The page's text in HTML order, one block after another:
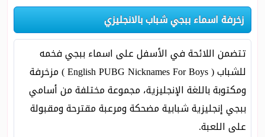
زخرفة اسماء ببجي شباب بالانجليزي
تتضمن اللائحة في الأسفل على اسماء ببجي فخمه
للشباب ( English PUBG Nicknames For Boys ) مزخرفة
ومكتوبة باللغة الإنجليزية، مجموعة مختلفة من أسامي
ببجي إنجليزية شبابية مضحكة ومرعبة مقترحة ومقبولة
على اللعبة.